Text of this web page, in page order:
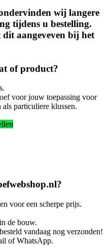
wij langere
tijdens u bestelling.
aangeveven bij het
of product?
voor jouw toepassing voor
particuliere klussen.
voor een scherpe prijs.
de bouw.
vandaag nog verzonden!
of WhatsApp.